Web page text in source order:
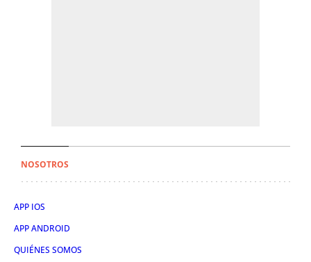
NOSOTROS
APP IOS
APP ANDROID
QUIÉNES SOMOS